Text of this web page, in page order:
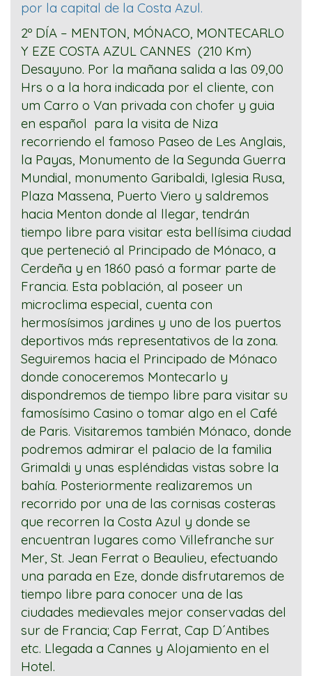
por la capital de la Costa Azul.
2º DÍA – MENTON, MÓNACO, MONTECARLO
Y EZE COSTA AZUL CANNES (210 Km)
Desayuno. Por la mañana salida a las 09,00
Hrs o a la hora indicada por el cliente, con
um Carro o Van privada con chofer y guia
en español para la visita de Niza
recorriendo el famoso Paseo de Les Anglais,
la Payas, Monumento de la Segunda Guerra
Mundial, monumento Garibaldi, Iglesia Rusa,
Plaza Massena, Puerto Viero y saldremos
hacia Menton donde al llegar, tendrán
tiempo libre para visitar esta bellísima ciudad
que perteneció al Principado de Mónaco, a
Cerdeña y en 1860 pasó a formar parte de
Francia. Esta población, al poseer un
microclima especial, cuenta con
hermosísimos jardines y uno de los puertos
deportivos más representativos de la zona.
Seguiremos hacia el Principado de Mónaco
donde conoceremos Montecarlo y
dispondremos de tiempo libre para visitar su
famosísimo Casino o tomar algo en el Café
de Paris. Visitaremos también Mónaco, donde
podremos admirar el palacio de la familia
Grimaldi y unas espléndidas vistas sobre la
bahía. Posteriormente realizaremos un
recorrido por una de las cornisas costeras
que recorren la Costa Azul y donde se
encuentran lugares como Villefranche sur
Mer, St. Jean Ferrat o Beaulieu, efectuando
una parada en Eze, donde disfrutaremos de
tiempo libre para conocer una de las
ciudades medievales mejor conservadas del
sur de Francia; Cap Ferrat, Cap D´Antibes
etc. Llegada a Cannes y Alojamiento en el
Hotel.